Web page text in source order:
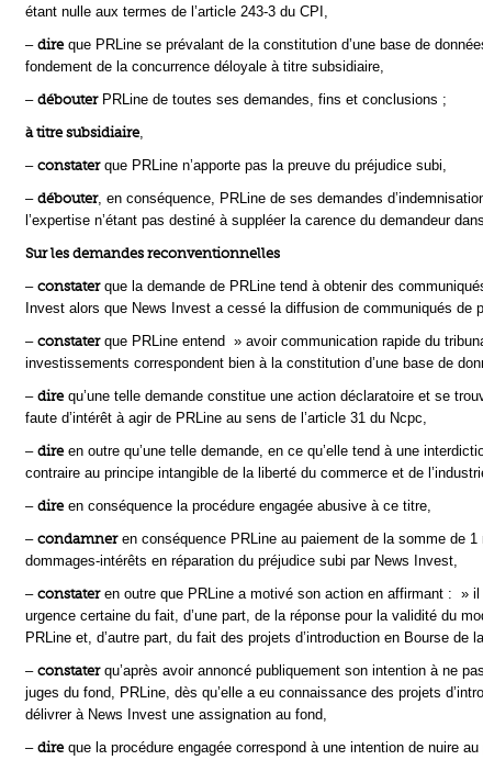
étant nulle aux termes de l’article 243-3 du CPI,
– dire que PRLine se prévalant de la constitution d’une base de
fondement de la concurrence déloyale à titre subsidiaire,
– débouterPRLine de toutes ses demandes, fins et conclusions ;
à titre subsidiaire,
– constaterque PRLine n’apporte pas la preuve du préjudice subi,
– débouter, en conséquence, PRLine de ses demandes
l’expertise n’étant pas destiné à suppléer la carence du demandeur
Sur les demandes reconventionnelles
– constaterque la demande de PRLine tend à obtenir des
Invest alors que News Invest a cessé la diffusion de communiqués de
– constaterque PRLine entend » avoir communication rapide du
investissements correspondent bien à la constitution d’une base de
– dire qu’une telle demande constitue une action déclaratoire et se
faute d’intérêt à agir de PRLine au sens de l’article 31 du Ncpc,
– dire en outre qu’une telle demande, en ce qu’elle tend à une
contraire au principe intangible de la liberté du commerce et de
– dire en conséquence la procédure engagée abusive à ce titre,
– condamneren conséquence PRLine au paiement de la somme de 1
dommages-intérêts en réparation du préjudice subi par News Invest,
– constateren outre que PRLine a motivé son action en affirmant : »
urgence certaine du fait, d’une part, de la réponse pour la validité du
PRLine et, d’autre part, du fait des projets d’introduction en Bourse
– constaterqu’après avoir annoncé publiquement son intention à ne
juges du fond, PRLine, dès qu’elle a eu connaissance des projets
délivrer à News Invest une assignation au fond,
– dire que la procédure engagée correspond à une intention de nuire